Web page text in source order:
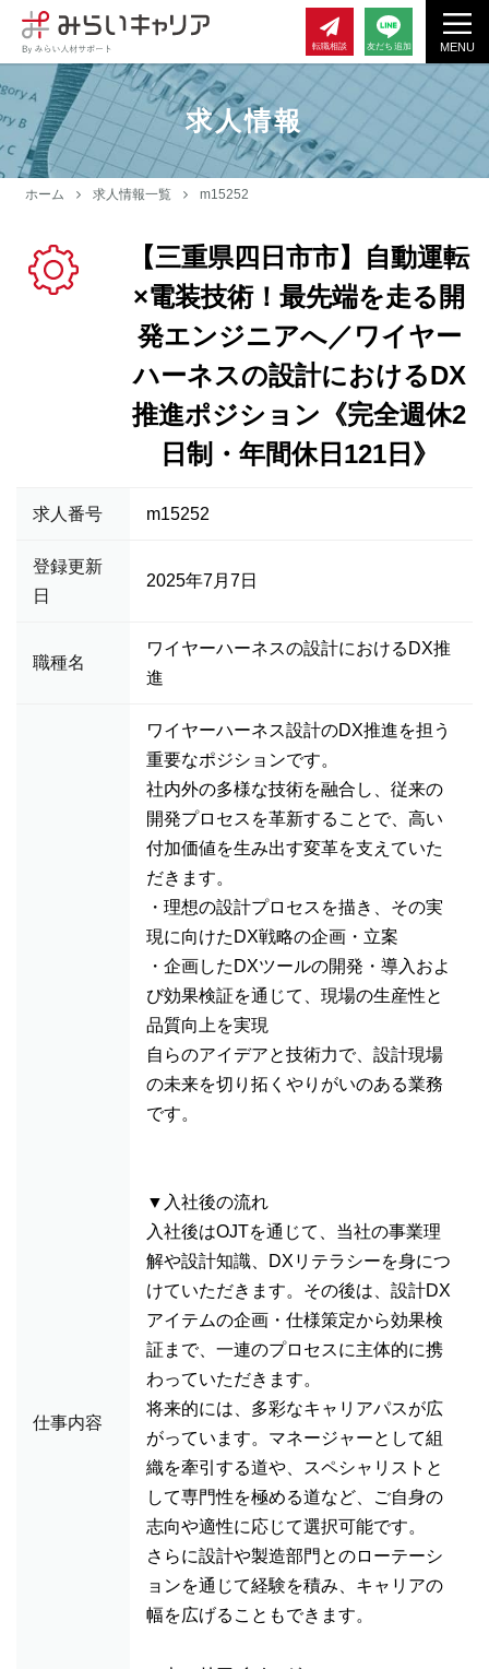
MENU
転職相談 友だち追加
求人情報
ホーム 求人情報一覧 m15252
【三重県四日市市】自動運転
×電装技術！最先端を走る開
発エンジニアへ／ワイヤー
ハーネスの設計におけるDX
推進ポジション《完全週休2
日制・年間休日121日》
求人番号 m15252
登録更新
日
2025年7月7日
職種名
ワイヤーハーネスの設計におけるDX推
進
仕事内容
ワイヤーハーネス設計のDX推進を担う
重要なポジションです。
社内外の多様な技術を融合し、従来の
開発プロセスを革新することで、高い
付加価値を生み出す変革を支えていた
だきます。
・理想の設計プロセスを描き、その実
現に向けたDX戦略の企画・立案
・企画したDXツールの開発・導入およ
び効果検証を通じて、現場の生産性と
品質向上を実現
自らのアイデアと技術力で、設計現場
の未来を切り拓くやりがいのある業務
です。
▼入社後の流れ
入社後はOJTを通じて、当社の事業理
解や設計知識、DXリテラシーを身につ
けていただきます。その後は、設計DX
アイテムの企画・仕様策定から効果検
証まで、一連のプロセスに主体的に携
わっていただきます。
将来的には、多彩なキャリアパスが広
がっています。マネージャーとして組
織を牽引する道や、スペシャリストと
して専門性を極める道など、ご自身の
志向や適性に応じて選択可能です。
さらに設計や製造部門とのローテーシ
ョンを通じて経験を積み、キャリアの
幅を広げることもできます。